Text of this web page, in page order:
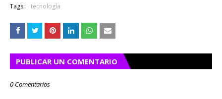
Tags: tecnología
PUBLICAR UN COMENTARIO
0 Comentarios